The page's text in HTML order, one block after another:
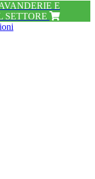
E
SETTORE